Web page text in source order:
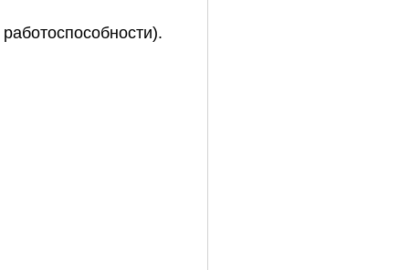
работоспособности).